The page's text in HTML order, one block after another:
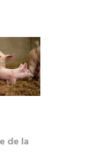
de la